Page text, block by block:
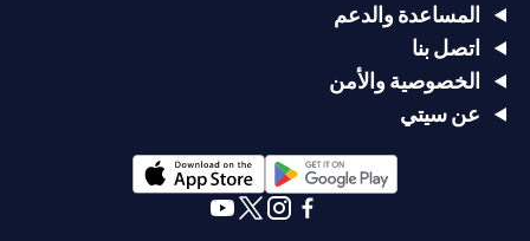
المساعدة والدعم
اتصل بنا
الخصوصية والأمن
عن سيتي
(opens in a new tab)